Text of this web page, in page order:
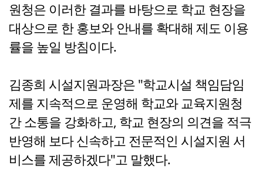
원청은 이러한 결과를 바탕으로 학교 현장을
대상으로 한 홍보와 안내를 확대해 제도 이용
률을 높일 방침이다.
김종희 시설지원과장은 "학교시설 책임담임
제를 지속적으로 운영해 학교와 교육지원청
간 소통을 강화하고, 학교 현장의 의견을 적극
반영해 보다 신속하고 전문적인 시설지원 서
비스를 제공하겠다"고 말했다.